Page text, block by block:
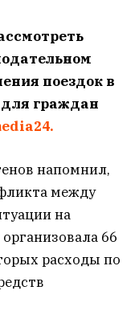
поездок в
граждан
напомнил,
между
на
66
расходы по